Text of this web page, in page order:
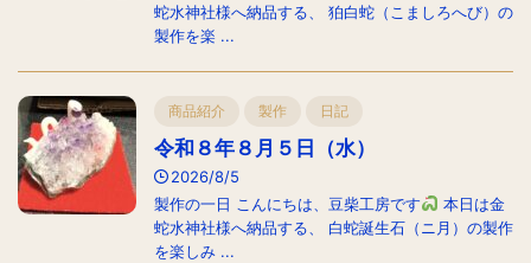
蛇水神社様へ納品する、 狛白蛇（こましろへび）の
製作を楽 ...
商品紹介 製作 日記
令和８年８月５日（水）
2026/8/5
製作の一日 こんにちは、豆柴工房です
本日は金
蛇水神社様へ納品する、 白蛇誕生石（ニ月）の製作
を楽しみ ...